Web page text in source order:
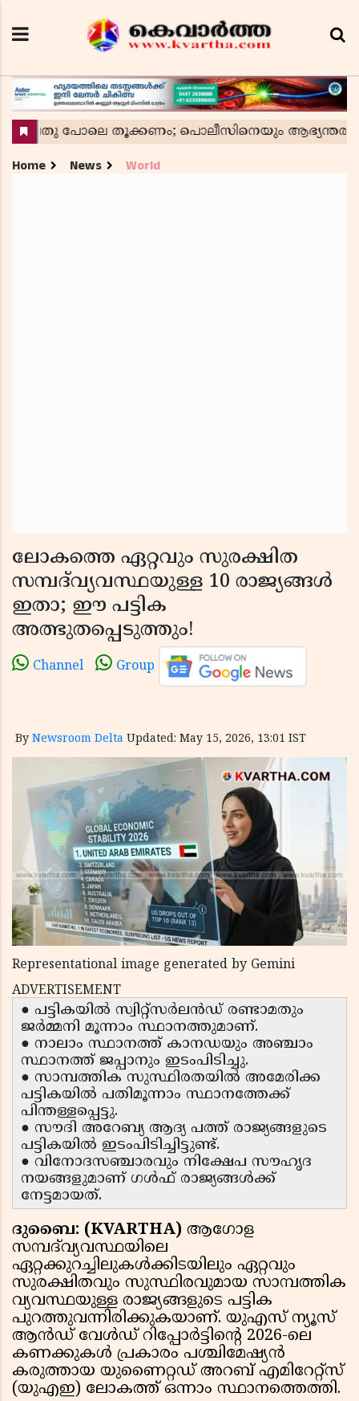
Home News World
ലോകത്തെ ഏറ്റവും സുരക്ഷിത
സമ്പദ്‌വ്യവസ്ഥയുള്ള 10 രാജ്യങ്ങൾ
ഇതാ; ഈ പട്ടിക
അത്ഭുതപ്പെടുത്തും!
Channel Group
By Newsroom Delta Updated: May 15, 2026, 13:01 IST
Representational image generated by Gemini
ADVERTISEMENT
● പട്ടികയിൽ സ്വിറ്റ്സർലൻഡ് രണ്ടാമതും
ജർമ്മനി മൂന്നാം സ്ഥാനത്തുമാണ്.
● നാലാം സ്ഥാനത്ത് കാനഡയും അഞ്ചാം
സ്ഥാനത്ത് ജപ്പാനും ഇടംപിടിച്ചു.
● സാമ്പത്തിക സുസ്ഥിരതയിൽ അമേരിക്ക
പട്ടികയിൽ പതിമൂന്നാം സ്ഥാനത്തേക്ക്
പിന്തള്ളപ്പെട്ടു.
● സൗദി അറേബ്യ ആദ്യ പത്ത് രാജ്യങ്ങളുടെ
പട്ടികയിൽ ഇടംപിടിച്ചിട്ടുണ്ട്.
● വിനോദസഞ്ചാരവും നിക്ഷേപ സൗഹൃദ
നയങ്ങളുമാണ് ഗൾഫ് രാജ്യങ്ങൾക്ക്
നേട്ടമായത്.
ദുബൈ: (KVARTHA) ആഗോള
സമ്പദ്‌വ്യവസ്ഥയിലെ
ഏറ്റക്കുറച്ചിലുകൾക്കിടയിലും ഏറ്റവും
സുരക്ഷിതവും സുസ്ഥിരവുമായ സാമ്പത്തിക
വ്യവസ്ഥയുള്ള രാജ്യങ്ങളുടെ പട്ടിക
പുറത്തുവന്നിരിക്കുകയാണ്. യുഎസ് ന്യൂസ്
ആൻഡ് വേൾഡ് റിപ്പോർട്ടിന്റെ 2026-ലെ
കണക്കുകൾ പ്രകാരം പശ്ചിമേഷ്യൻ
കരുത്തായ യുണൈറ്റഡ് അറബ് എമിറേറ്റ്സ്
(യുഎഇ) ലോകത്ത് ഒന്നാം സ്ഥാനത്തെത്തി.